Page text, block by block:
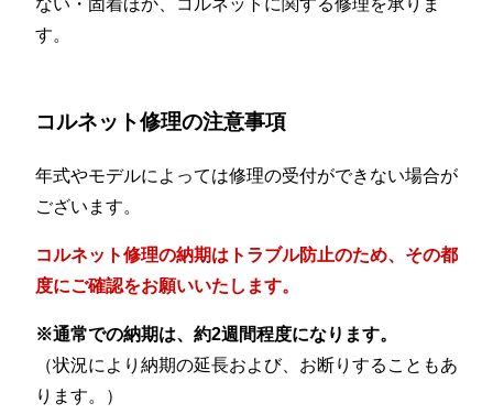
ない・固着ほか、コルネットに関する修理を承りま
す。
コルネット修理の注意事項
年式やモデルによっては修理の受付ができない場合が
ございます。
コルネット修理の納期はトラブル防止のため、その都
度にご確認をお願いいたします。
※通常での納期は、約2週間程度になります。
（状況により納期の延長および、お断りすることもあ
ります。）